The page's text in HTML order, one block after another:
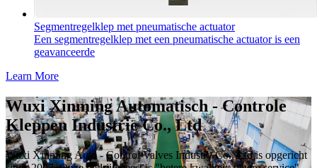
Segmentregelklep met pneumatische actuator
Een segmentregelklep met een pneumatische actuator is een
geavanceerde
Learn More
Wuxi Xinming Automatisch - Controle
Kleppen Industrie Co., Ltd
Wuxi Xinming Auto - Control Valves Industry Co., Ltd is opgericht